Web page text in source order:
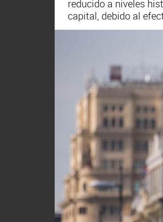
reducido a niveles
capital, debido al